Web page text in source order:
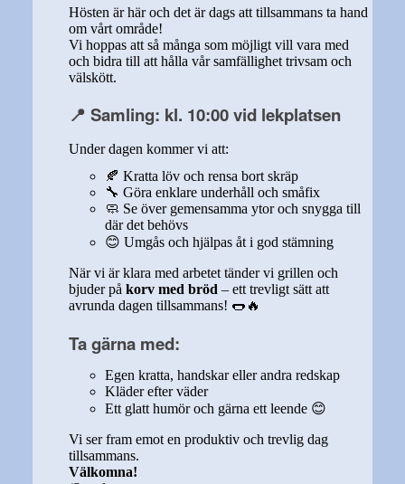
Hösten är här och det är dags att tillsammans ta hand
om vårt område!
Vi hoppas att så många som möjligt vill vara med
och bidra till att hålla vår samfällighet trivsam och
välskött.
📍 Samling: kl. 10:00 vid lekplatsen
Under dagen kommer vi att:
🍂 Kratta löv och rensa bort skräp
🔧 Göra enklare underhåll och småfix
🧼 Se över gemensamma ytor och snygga till
där det behövs
😊 Umgås och hjälpas åt i god stämning
När vi är klara med arbetet tänder vi grillen och
bjuder på korv med bröd – ett trevligt sätt att
avrunda dagen tillsammans! 🌭🔥
Ta gärna med:
Egen kratta, handskar eller andra redskap
Kläder efter väder
Ett glatt humör och gärna ett leende 😊
Vi ser fram emot en produktiv och trevlig dag
tillsammans.
Välkomna!